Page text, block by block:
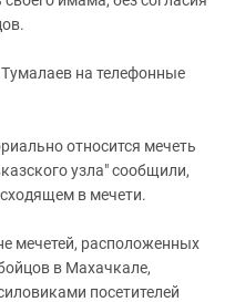
на телефонные
относится мечеть
узла" сообщили,
в мечети.
мечетей, расположенных
в Махачкале,
посетителей